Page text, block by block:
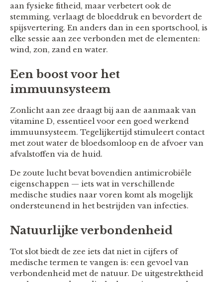
aan fysieke fitheid, maar verbetert ook de
stemming, verlaagt de bloeddruk en bevordert de
spijsvertering. En anders dan in een sportschool, is
elke sessie aan zee verbonden met de elementen:
wind, zon, zand en water.
Een boost voor het
immuunsysteem
Zonlicht aan zee draagt bij aan de aanmaak van
vitamine D, essentieel voor een goed werkend
immuunsysteem. Tegelijkertijd stimuleert contact
met zout water de bloedsomloop en de afvoer van
afvalstoffen via de huid.
De zoute lucht bevat bovendien antimicrobiële
eigenschappen — iets wat in verschillende
medische studies naar voren komt als mogelijk
ondersteunend in het bestrijden van infecties.
Natuurlijke verbondenheid
Tot slot biedt de zee iets dat niet in cijfers of
medische termen te vangen is: een gevoel van
verbondenheid met de natuur. De uitgestrektheid